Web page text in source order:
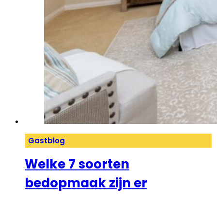
Gastblog
Welke 7 soorten
bedopmaak zijn er